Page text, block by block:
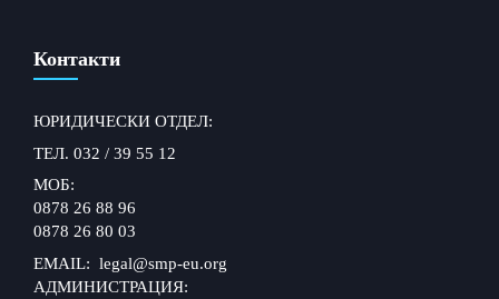
Контакти
ЮРИДИЧЕСКИ ОТДЕЛ:
ТЕЛ. 032 / 39 55 12
МОБ:
0878 26 88 96
0878 26 80 03
EMAIL: legal@smp-eu.org
АДМИНИСТРАЦИЯ: